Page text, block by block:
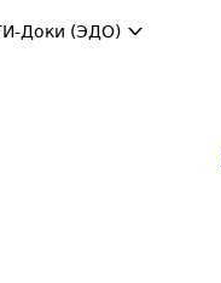
Доки (ЭДО)